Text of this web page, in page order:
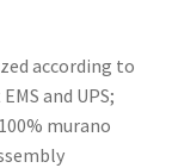
according to
and UPS;
murano